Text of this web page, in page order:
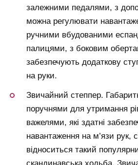
залежними педалями, з
можна регулювати
ручними вбудованими
палицями, з боковим
забезпечують додаткову
на руки.
Звичайний степпер.
поручнями для утримання
важелями, які здатні
навантаження на м’язи
відноситься такий